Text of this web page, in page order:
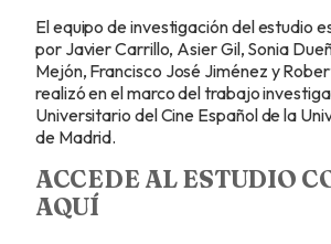
El equipo de investigación del estudio
por Javier Carrillo, Asier Gil, Sonia
Mejón, Francisco José Jiménez y
realizó en el marco del trabajo
Universitario del Cine Español de la
de Madrid.
ACCEDE AL ESTUDIO
AQUÍ